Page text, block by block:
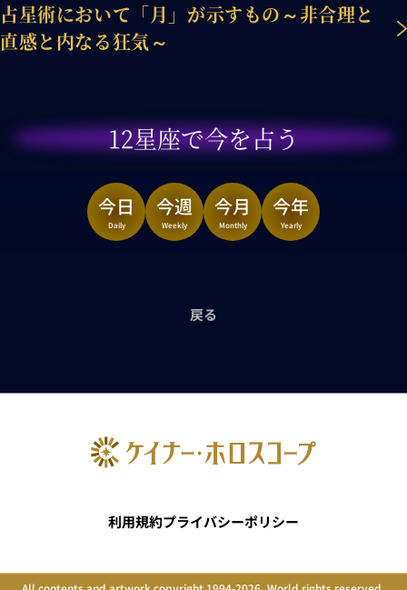
占星術において「月」が示すもの～非合理と
直感と内なる狂気～
12星座で今を占う
今日
Daily
今週
Weekly
今月
Monthly
今年
Yearly
戻る
利用規約プライバシーポリシー